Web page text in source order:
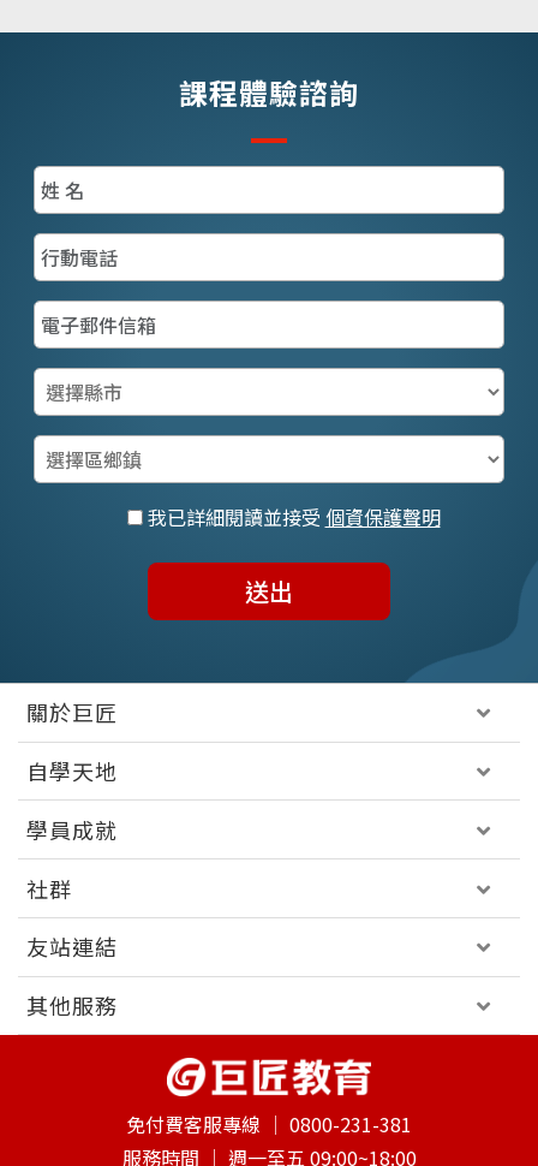
課程體驗諮詢
我已詳細閱讀並接受 個資保護聲明
送出
關於巨匠
自學天地
學員成就
社群
友站連結
其他服務
免付費客服專線 │ 0800-231-381
服務時間 │ 週一至五 09:00~18:00